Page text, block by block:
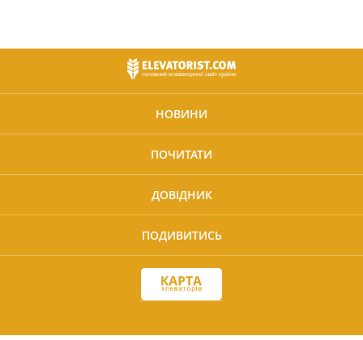
НОВИНИ
ПОЧИТАТИ
ДОВІДНИК
ПОДИВИТИСЬ